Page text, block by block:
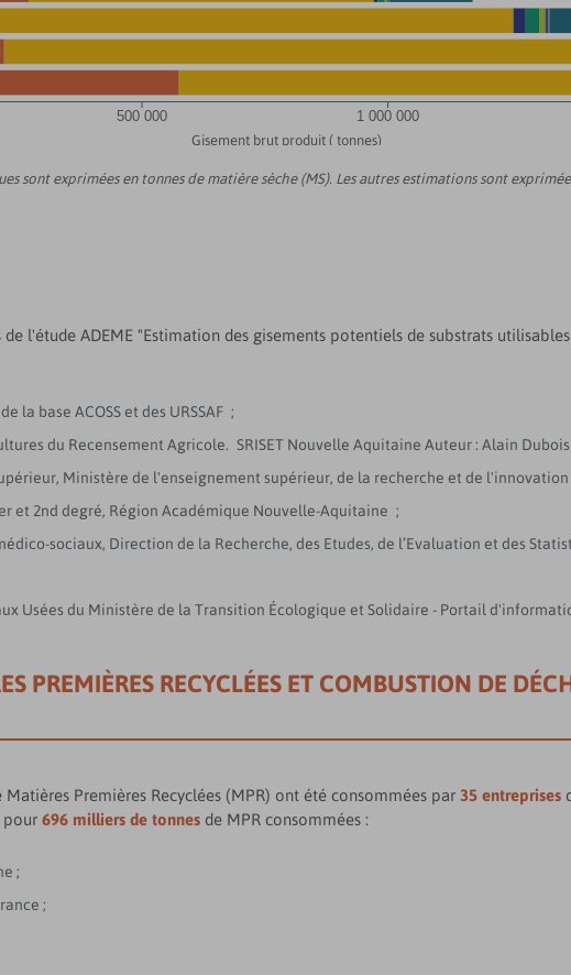
500 000 1 000 000
Gisement brut produit ( tonnes)
sont exprimées en tonnes de matière sèche (MS). Les autres estimations sont
l'étude ADEME "Estimation des gisements potentiels de substrats
la base ACOSS et des URSSAF ;
du Recensement Agricole. SRISET Nouvelle Aquitaine Auteur : Alain
Ministère de l'enseignement supérieur, de la recherche et de
et 2nd degré, Région Académique Nouvelle-Aquitaine ;
sociaux, Direction de la Recherche, des Etudes, de l’Evaluation et des
Usées du Ministère de la Transition Écologique et Solidaire - Portail
PREMIÈRES RECYCLÉES ET COMBUSTION DE
Matières Premières Recyclées (MPR) ont été consommées par 35 entreprises
pour 696 milliers de tonnes de MPR consommées :
;
;